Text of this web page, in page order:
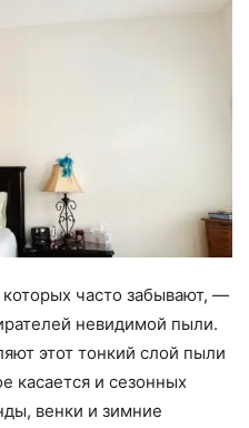
часто забывают, —
невидимой пыли.
этот тонкий слой пыли
касается и сезонных
венки и зимние